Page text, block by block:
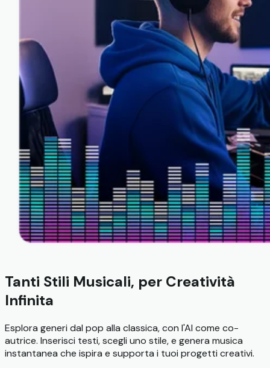
Tanti Stili Musicali, per Creatività
Infinita
Esplora generi dal pop alla classica, con l'AI come co-
autrice. Inserisci testi, scegli uno stile, e genera musica
instantanea che ispira e supporta i tuoi progetti creativi.